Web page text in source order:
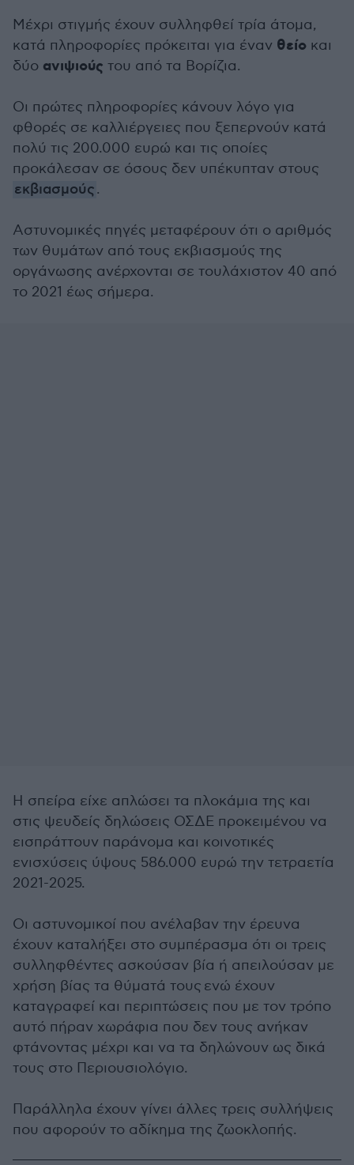
Μέχρι στιγμής έχουν συλληφθεί τρία άτομα,
κατά πληροφορίες πρόκειται για έναν θείο και
δύο ανιψιούς του από τα Βορίζια.
Οι πρώτες πληροφορίες κάνουν λόγο για
φθορές σε καλλιέργειες που ξεπερνούν κατά
πολύ τις 200.000 ευρώ και τις οποίες
προκάλεσαν σε όσους δεν υπέκυπταν στους
εκβιασμούς.
Αστυνομικές πηγές μεταφέρουν ότι ο αριθμός
των θυμάτων από τους εκβιασμούς της
οργάνωσης ανέρχονται σε τουλάχιστον 40 από
το 2021 έως σήμερα.
Η σπείρα είχε απλώσει τα πλοκάμια της και
στις ψευδείς δηλώσεις ΟΣΔΕ προκειμένου να
εισπράττουν παράνομα και κοινοτικές
ενισχύσεις ύψους 586.000 ευρώ την τετραετία
2021-2025.
Οι αστυνομικοί που ανέλαβαν την έρευνα
έχουν καταλήξει στο συμπέρασμα ότι οι τρεις
συλληφθέντες ασκούσαν βία ή απειλούσαν με
χρήση βίας τα θύματά τους ενώ έχουν
καταγραφεί και περιπτώσεις που με τον τρόπο
αυτό πήραν χωράφια που δεν τους ανήκαν
φτάνοντας μέχρι και να τα δηλώνουν ως δικά
τους στο Περιουσιολόγιο.
Παράλληλα έχουν γίνει άλλες τρεις συλλήψεις
που αφορούν το αδίκημα της ζωοκλοπής.